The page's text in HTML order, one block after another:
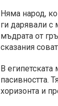
Няма народ,
ги дарявали с
мъдрата от
сказания
В
пасивността.
хоризонта и